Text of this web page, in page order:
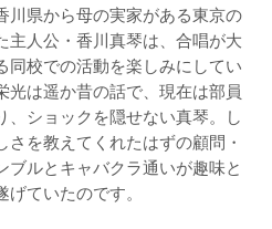
川県から母の実家がある東京の
主人公・香川真琴は、合唱が大
同校での活動を楽しみにしてい
光は遥か昔の話で、現在は部員
ショックを隠せない真琴。し
を教えてくれたはずの顧問・
ルとキャバクラ通いが趣味と
ていたのです。